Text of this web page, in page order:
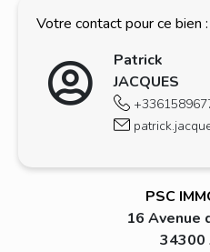
Votre contact pour ce bien :
Patrick
JACQUES
PSC
16 Avenue
34300